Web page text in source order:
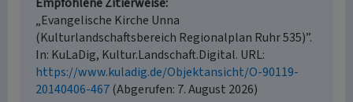
„Evangelische Kirche Unna
(Kulturlandschaftsbereich Regionalplan Ruhr 535)”.
In: KuLaDig, Kultur.Landschaft.Digital. URL:
https://www.kuladig.de/Objektansicht/O-90119-
20140406-467(Abgerufen: 7. August 2026)